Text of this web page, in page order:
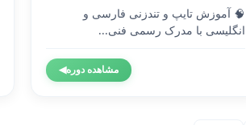
🧠 آموزش تایپ و تندزنی فارسی و
انگلیسی با مدرک رسمی فنی...
مشاهده دوره◀